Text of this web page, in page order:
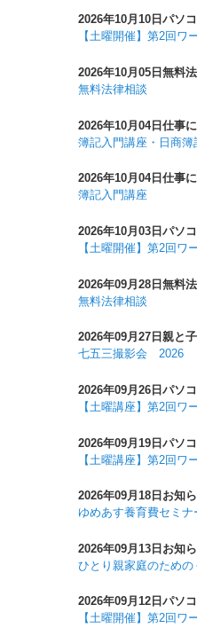
2026年10月10日 パソ
【土曜開催】第2回ワ
2026年10月05日 無料
無料法律相談
2026年10月04日仕事
簿記入門講座・日商簿
2026年10月04日 仕事
簿記入門講座
2026年10月03日 パソ
【土曜開催】第2回ワ
2026年09月28日無料
無料法律相談
2026年09月27日 親と
七五三撮影会 2026
2026年09月26日 パソ
【土曜講座】第2回ワ
2026年09月19日パソ
【土曜講座】第2回ワ
2026年09月18日 お知
ゆめあす養育費セミ
2026年09月13日 お知
ひとり親家庭のため
2026年09月12日 パソ
【土曜開催】第2回ワ